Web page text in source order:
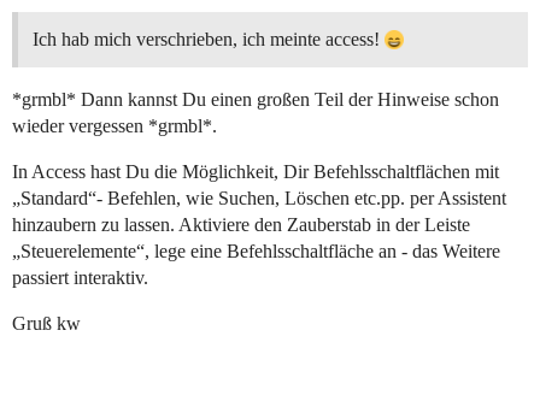
Ich hab mich verschrieben, ich meinte access!
*grmbl* Dann kannst Du einen großen Teil der Hinweise schon
wieder vergessen *grmbl*.
In Access hast Du die Möglichkeit, Dir Befehlsschaltflächen mit
„Standard“- Befehlen, wie Suchen, Löschen etc.pp. per Assistent
hinzaubern zu lassen. Aktiviere den Zauberstab in der Leiste
„Steuerelemente“, lege eine Befehlsschaltfläche an - das Weitere
passiert interaktiv.
Gruß kw